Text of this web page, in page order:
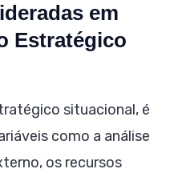
em
Estratégico
situacional, é
como a análise
os recursos